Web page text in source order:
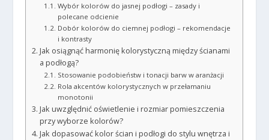
Wybór kolorów do jasnej podłogi – zasady i
polecane odcienie
Dobór kolorów do ciemnej podłogi – rekomendacje
i kontrasty
Jak osiągnąć harmonię kolorystyczną między ścianami
a podłogą?
Stosowanie podobieństw i tonacji barw w aranżacji
Rola akcentów kolorystycznych w przełamaniu
monotonii
Jak uwzględnić oświetlenie i rozmiar pomieszczenia
przy wyborze kolorów?
Jak dopasować kolor ścian i podłogi do stylu wnętrza i